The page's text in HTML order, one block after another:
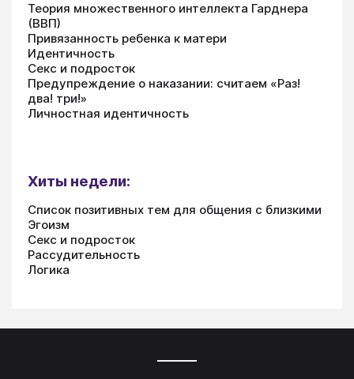
Теория множественного интеллекта Гарднера
(ВВП)
Привязанность ребенка к матери
Идентичность
Секс и подросток
Предупреждение о наказании: считаем «Раз!
два! три!»
Личностная идентичность
Хиты недели:
Список позитивных тем для общения с близкими
Эгоизм
Секс и подросток
Рассудительность
Логика